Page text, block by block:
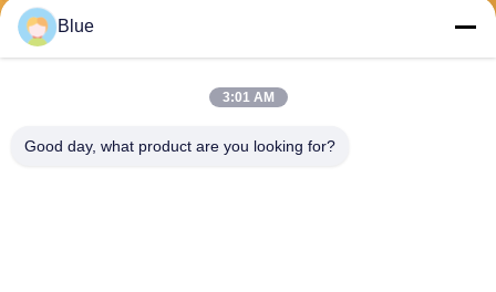
Blue
3:01 AM
Good day, what product are you looking for?